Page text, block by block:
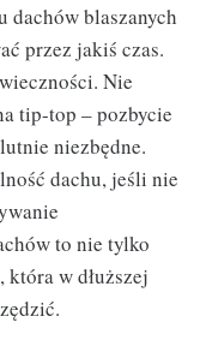
dachów blaszanych
przez jakiś czas.
Nie
tip-top – pozbycie
niezbędne.
dachu, jeśli nie
to nie tylko
w dłuższej